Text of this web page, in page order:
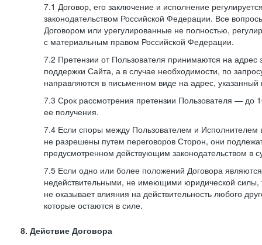
7.1 Договор, его заключение и исполнение
законодательством Российской Федерации. Все
Договором или урегулированные не полностью,
с материальным правом Российской Федерации.
7.2 Претензии от Пользователя принимаются на
поддержки Сайта, а в случае необходимости, по
направляются в письменном виде на адрес,
7.3 Срок рассмотрения претензии Пользователя — до
ее получения.
7.4 Если споры между Пользователем и Исполнителем
не разрешены путем переговоров Сторон, они
предусмотренном действующим законодательством в
7.5 Если одно или более положений Договора
недействительными, не имеющими юридической силы,
не оказывает влияния на действительность любого
которые остаются в силе.
8. Действие Договора